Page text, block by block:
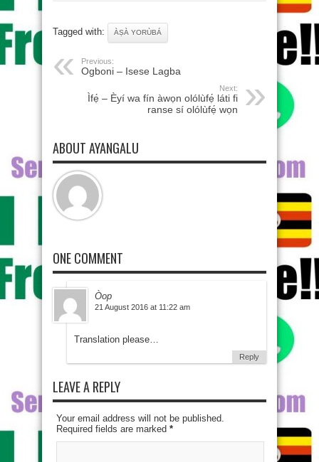
Tagged with: ÀṢÀ YORÙBÁ
Previous:
Ogboni – Isese Lagba
Next:
Ìfẹ́ – Èyí wa fín àwọn olólùfẹ́ láti fi
ranse sí olólùfẹ́ wọn
ABOUT AYANGALU
ONE COMMENT
Òop
21 August 2016 at 11:22 am
Translation please…
Reply
LEAVE A REPLY
Your email address will not be published.
Required fields are marked *